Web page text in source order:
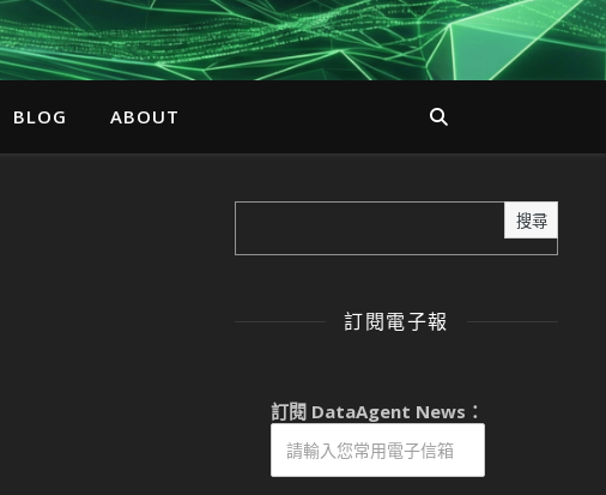
BLOG ABOUT
搜尋
訂閱電子報
訂閱 DataAgent News：